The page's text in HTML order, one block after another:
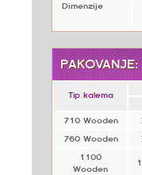
Dimenzije
Tip kalema
710 Wooden
760 Wooden
1100
Wooden